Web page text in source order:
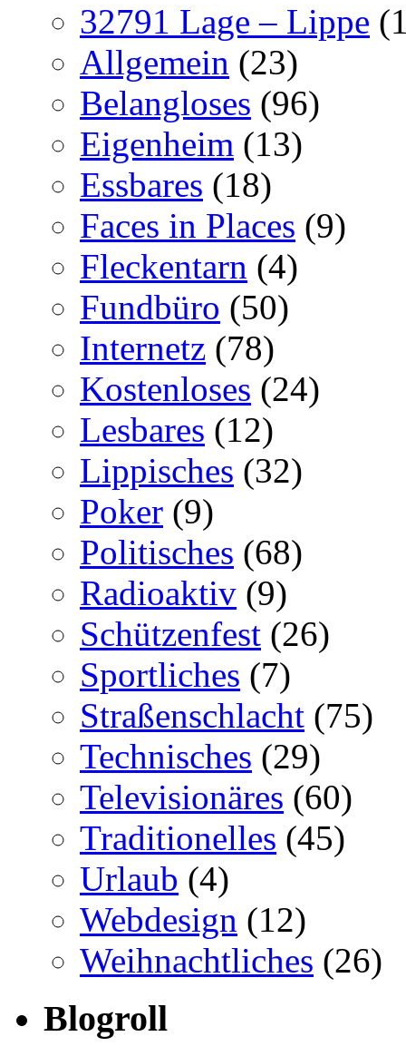
32791 Lage – Lippe
Allgemein (23)
Belangloses (96)
Eigenheim (13)
Essbares (18)
Faces in Places (9)
Fleckentarn (4)
Fundbüro (50)
Internetz (78)
Kostenloses (24)
Lesbares (12)
Lippisches (32)
Poker (9)
Politisches (68)
Radioaktiv (9)
Schützenfest (26)
Sportliches (7)
Straßenschlacht (75)
Technisches (29)
Televisionäres (60)
Traditionelles (45)
Urlaub (4)
Webdesign (12)
Weihnachtliches (26)
Blogroll